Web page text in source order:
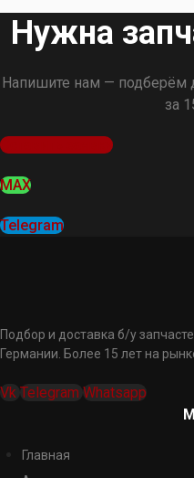
Нужна
Напишите нам — подберём
за
Оставить заявку
MAX
Telegram
Подбор и доставка б/у
Германии. Более 15 лет на
Vk Telegram Whatsapp
Главная